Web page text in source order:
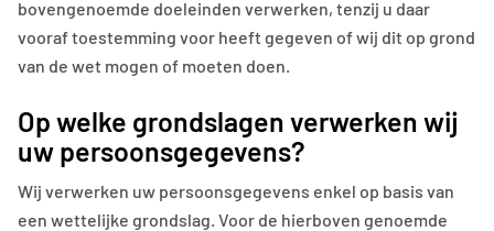
bovengenoemde doeleinden verwerken, tenzij u daar
vooraf toestemming voor heeft gegeven of wij dit op grond
van de wet mogen of moeten doen.
Op welke grondslagen verwerken wij
uw persoonsgegevens?
Wij verwerken uw persoonsgegevens enkel op basis van
een wettelijke grondslag. Voor de hierboven genoemde